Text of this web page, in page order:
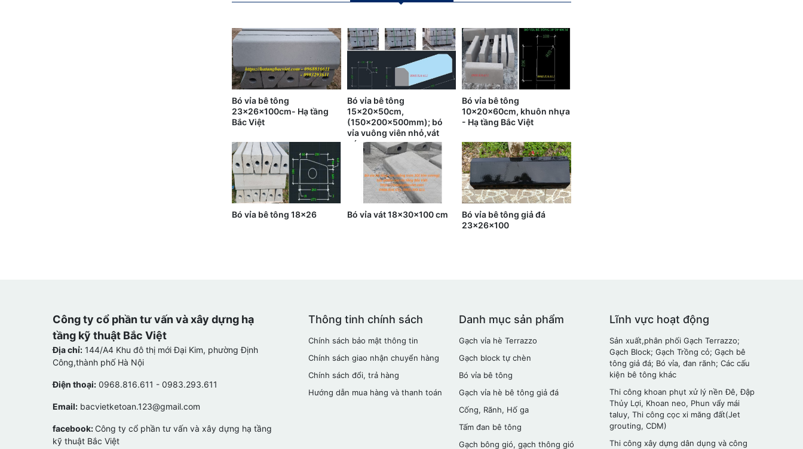
Bó vỉa bê tông
23x26x100cm- Hạ tầng
Bắc Việt
Bó vỉa bê tông
15x20x50cm,
(150x200x500mm); bó
vỉa vuông viên nhỏ,vát
góc
Bó vỉa bê tông
10x20x60cm, khuôn nhựa
- Hạ tầng Bắc Việt
Bó vỉa bê tông 18x26 Bó vỉa vát 18x30x100 cm
Bó vỉa bê tông giả đá
23x26x100
Lĩnh vực hoạt động
Sản xuất,phân phối Gạch Terrazzo;
Gạch Block; Gạch Trồng cỏ; Gạch bê
tông giả đá; Bó vỉa, đan rãnh; Các cấu
kiện bê tông khác
Thi công khoan phụt xử lý nền Đê, Đập
Thủy Lợi, Khoan neo, Phun vẩy mái
taluy, Thi công cọc xi măng đất(Jet
grouting, CDM)
Thi công xây dựng dân dụng và công
Danh mục sản phẩm
Gạch vỉa hè Terrazzo
Gạch block tự chèn
Bó vỉa bê tông
Gạch vỉa hè bê tông giả đá
Cống, Rãnh, Hố ga
Tấm đan bê tông
Gạch bông gió, gạch thông gió
Thông tinh chính sách
Chính sách bảo mật thông tin
Chính sách giao nhận chuyển hàng
Chính sách đổi, trả hàng
Hướng dẫn mua hàng và thanh toán
Công ty cổ phần tư vấn và xây dựng hạ
tầng kỹ thuật Bắc Việt
Địa chỉ: 144/A4 Khu đô thị mới Đại Kim, phường Định
Công,thành phố Hà Nội
Điện thoại: 0968.816.611 - 0983.293.611
Email: bacvietketoan.123@gmail.com
facebook: Công ty cổ phần tư vấn và xây dựng hạ tầng
kỹ thuật Bắc Việt